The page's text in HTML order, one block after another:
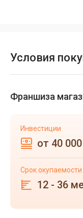
Условия
Франшиза
Инвестиции
от 40
Срок окупаемости
12 - 36